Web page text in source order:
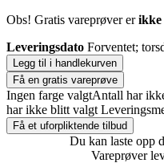
Obs! Gratis vareprøver erikke
Leveringsdato Forventet;
Legg til i handlekurven
Få en gratis vareprøve
Ingen farge valgtAntall har
har ikke blitt valgt
Få et uforpliktende tilbud
Du kan laste opp
Vareprøver